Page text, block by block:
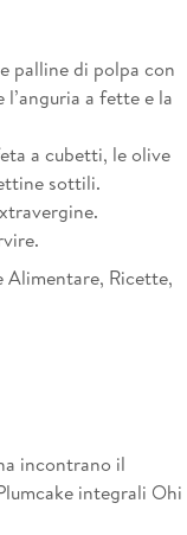
palline di polpa con
a fette e la
a cubetti, le olive
sottili.
Alimentare, Ricette,
incontrano il
integrali Ohi